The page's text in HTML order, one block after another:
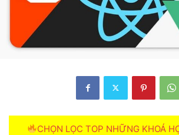
CHỌN LỌC TOP NHỮNG KHOÁ